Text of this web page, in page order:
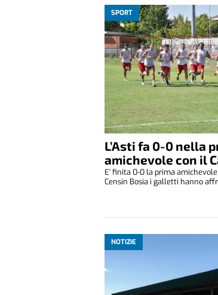
SPORT
L’Asti fa 0-0 nella
amichevole con il
E' finita 0-0 la prima
Censin Bosia i galletti hanno
NOTIZIE